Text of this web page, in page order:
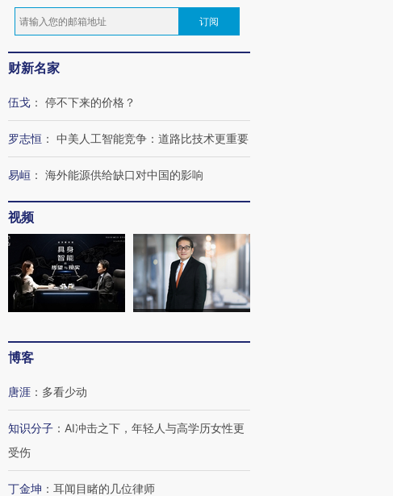
HYROX的吸金
什么让中产们甘
钱找虐”？
粒摇头丸 尿检体内含3种
毒品
度Z世代 用街头抗争将教
订阅
财新名家
伍戈 ： 停不下来的价格？
罗志恒 ： 中美人工智能竞争：道路比技术更重要
易峘 ： 海外能源供给缺口对中国的影响
视频
博客
唐涯 ： 多看少动
知识分子 ： AI冲击之下，年轻人与高学历女性更
受伤
丁金坤 ： 耳闻目睹的几位律师